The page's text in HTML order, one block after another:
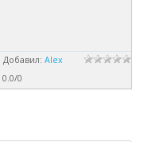
Добавил: Alex
0.0/0